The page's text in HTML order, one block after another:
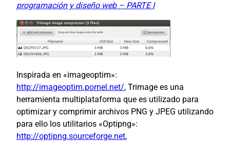
programación y diseño web – PARTE I
Inspirada en «imageoptim»:
http://imageoptim.pornel.net/, Trimage es una
herramienta multiplataforma que es utilizado para
optimizar y comprimir archivos PNG y JPEG utilizando
para ello los utilitarios «Optipng»:
http://optipng.sourceforge.net,